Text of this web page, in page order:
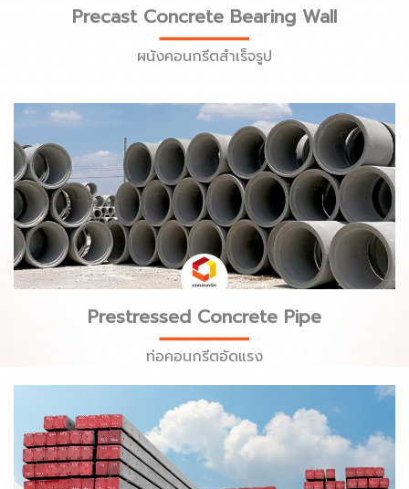
Precast Concrete Bearing Wall
ผนังคอนกรีตสำเร็จรูป
Prestressed Concrete Pipe
ท่อคอนกรีตอัดแรง